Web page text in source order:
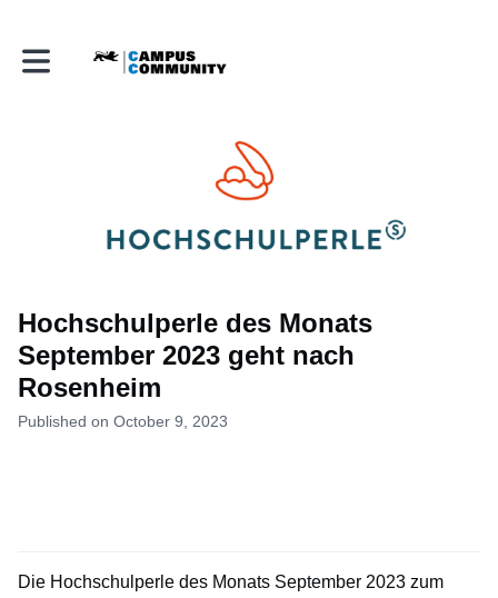
Toggle main navigation
Hochschulperle des Monats
September 2023 geht nach
Rosenheim
Published on October 9, 2023
Die Hochschulperle des Monats September 2023 zum